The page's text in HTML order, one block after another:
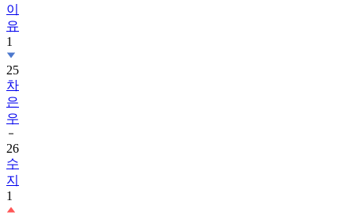
이
유
1
25
차
은
우
26
수
지
1